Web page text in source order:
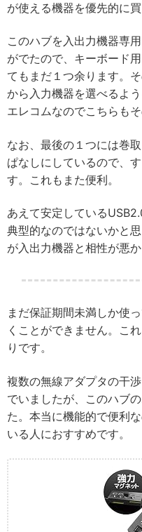
が使える機器を優先的に
このハブを入出力機器専
がでたので、キーボード
てもまだ１つ余ります。
から入力機器を選べるよ
エレコムなのでこちらも
なお、最後の１つには巻
ぱなしにしているので、
す。これもまた便利。
あえて安定している
典型的なのではないかと
が入出力機器と相性が悪か
まだ保証期間未満しか使
くことができません。こ
りです。
複数の無線アダプタの干
でいましたが、このハブ
た。本当に機能的で便利
いる人におすすめです。